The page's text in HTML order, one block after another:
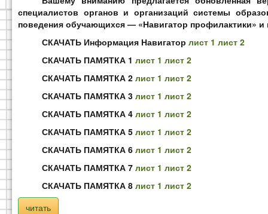
специалистов органов и организаций системы
поведения обучающихся — «Навигатор профилактики»
СКАЧАТЬ Информация Навигатор лист 1 лист 2
СКАЧАТЬ ПАМЯТКА 1 лист 1 лист 2
СКАЧАТЬ ПАМЯТКА 2 лист 1 лист 2
СКАЧАТЬ ПАМЯТКА 3 лист 1 лист 2
СКАЧАТЬ ПАМЯТКА 4 лист 1 лист 2
СКАЧАТЬ ПАМЯТКА 5 лист 1 лист 2
СКАЧАТЬ ПАМЯТКА 6 лист 1 лист 2
СКАЧАТЬ ПАМЯТКА 7 лист 1 лист 2
СКАЧАТЬ ПАМЯТКА 8 лист 1 лист 2
читать